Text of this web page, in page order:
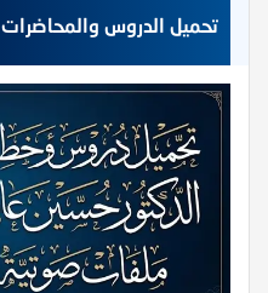
تحميل الدروس والمحاضرات